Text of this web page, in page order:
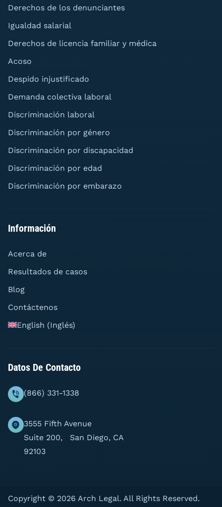
Derechos de los denunciantes
Igualdad salarial
Derechos de licencia familiar y médica
Acoso
Despido injustificado
Demanda colectiva laboral
Discriminación laboral
Discriminación por género
Discriminación por discapacidad
Discriminación por edad
Discriminación por embarazo
Información
Acerca de
Resultados de casos
Blog
Contáctenos
English (Inglés)
Datos De Contacto
(866) 331-1338
3555 Fifth Avenue
Suite 200, San Diego, CA
92103
Copyright © 2026 Arch Legal. All Rights Reserved.